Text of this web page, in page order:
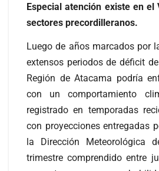
Especial atención existe en el
sectores precordilleranos.
Luego de años marcados por
extensos periodos de déficit
Región de Atacama podría
con un comportamiento
registrado en temporadas
con proyecciones entregadas
la Dirección Meteorológica
trimestre comprendido entre